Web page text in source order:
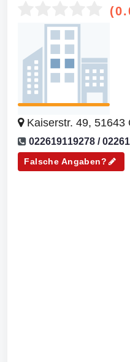
Kaiserstr. 49, 51643
022619119278 /
Falsche Angaben?